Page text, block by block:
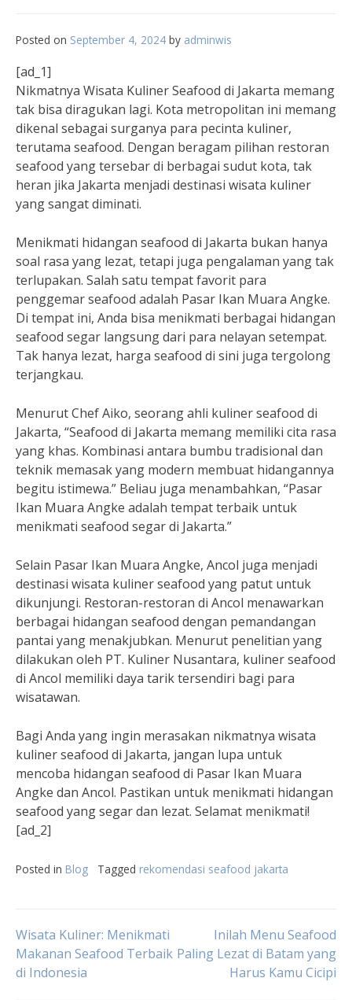
Posted on September 4, 2024 by adminwis
[ad_1]
Nikmatnya Wisata Kuliner Seafood di Jakarta memang
tak bisa diragukan lagi. Kota metropolitan ini memang
dikenal sebagai surganya para pecinta kuliner,
terutama seafood. Dengan beragam pilihan restoran
seafood yang tersebar di berbagai sudut kota, tak
heran jika Jakarta menjadi destinasi wisata kuliner
yang sangat diminati.
Menikmati hidangan seafood di Jakarta bukan hanya
soal rasa yang lezat, tetapi juga pengalaman yang tak
terlupakan. Salah satu tempat favorit para
penggemar seafood adalah Pasar Ikan Muara Angke.
Di tempat ini, Anda bisa menikmati berbagai hidangan
seafood segar langsung dari para nelayan setempat.
Tak hanya lezat, harga seafood di sini juga tergolong
terjangkau.
Menurut Chef Aiko, seorang ahli kuliner seafood di
Jakarta, “Seafood di Jakarta memang memiliki cita rasa
yang khas. Kombinasi antara bumbu tradisional dan
teknik memasak yang modern membuat hidangannya
begitu istimewa.” Beliau juga menambahkan, “Pasar
Ikan Muara Angke adalah tempat terbaik untuk
menikmati seafood segar di Jakarta.”
Selain Pasar Ikan Muara Angke, Ancol juga menjadi
destinasi wisata kuliner seafood yang patut untuk
dikunjungi. Restoran-restoran di Ancol menawarkan
berbagai hidangan seafood dengan pemandangan
pantai yang menakjubkan. Menurut penelitian yang
dilakukan oleh PT. Kuliner Nusantara, kuliner seafood
di Ancol memiliki daya tarik tersendiri bagi para
wisatawan.
Bagi Anda yang ingin merasakan nikmatnya wisata
kuliner seafood di Jakarta, jangan lupa untuk
mencoba hidangan seafood di Pasar Ikan Muara
Angke dan Ancol. Pastikan untuk menikmati hidangan
seafood yang segar dan lezat. Selamat menikmati!
[ad_2]
Posted in Blog Tagged rekomendasi seafood jakarta
Post
navigation
Wisata Kuliner: Menikmati
Makanan Seafood Terbaik
di Indonesia
Inilah Menu Seafood
Paling Lezat di Batam yang
Harus Kamu Cicipi